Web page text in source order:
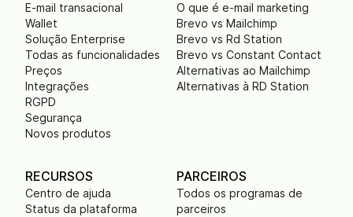
E-mail transacional
Wallet
Solução Enterprise
Todas as funcionalidades
Preços
Integrações
RGPD
Segurança
Novos produtos
O que é e-mail marketing
Brevo vs Mailchimp
Brevo vs Rd Station
Brevo vs Constant Contact
Alternativas ao Mailchimp
Alternativas à RD Station
RECURSOS
Centro de ajuda
Status da plataforma
PARCEIROS
Todos os programas de
parceiros